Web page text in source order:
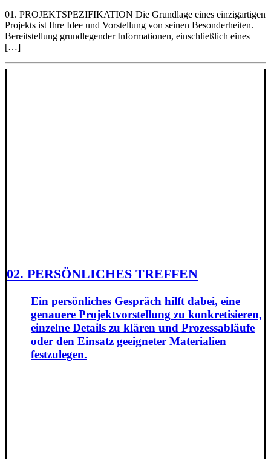
01. PROJEKTSPEZIFIKATION Die Grundlage eines einzigartigen
Projekts ist Ihre Idee und Vorstellung von seinen Besonderheiten.
Bereitstellung grundlegender Informationen, einschließlich eines
[…]
02. PERSÖNLICHES TREFFEN
Ein persönliches Gespräch hilft dabei, eine
genauere Projektvorstellung zu konkretisieren,
einzelne Details zu klären und Prozessabläufe
oder den Einsatz geeigneter Materialien
festzulegen.